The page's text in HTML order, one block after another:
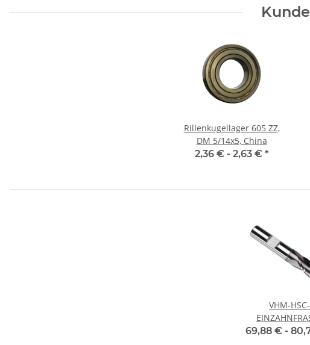
Rillenkugellager 605 ZZ,
DM 5/14x5, China
2,36 € - 2,63 € *
VHM-HSC-
geläppt Ø 10
69,88 € -